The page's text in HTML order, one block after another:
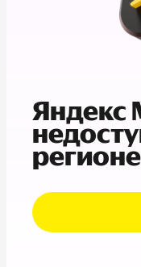
Яндекс
регионе